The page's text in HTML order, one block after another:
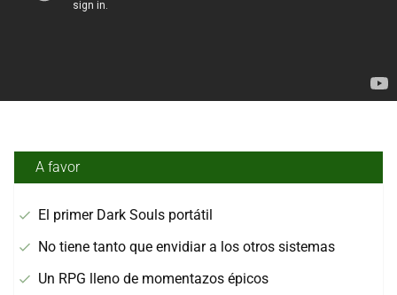
A favor
El primer Dark Souls portátil
No tiene tanto que envidiar a los otros sistemas
Un RPG lleno de momentazos épicos